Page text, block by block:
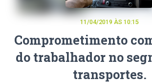
11/04/2019 ÀS 10:15
Comprometimento
do trabalhador no
transportes.